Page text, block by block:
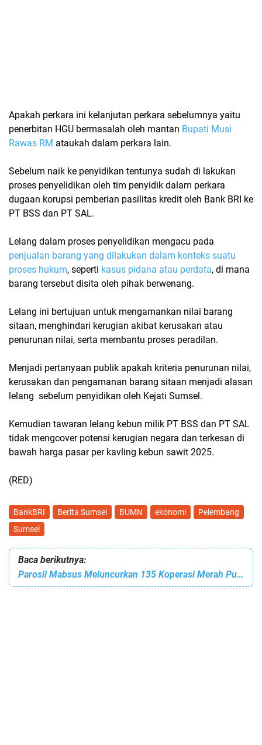
Apakah perkara ini kelanjutan perkara sebelumnya yaitu
penerbitan HGU bermasalah oleh mantan Bupati Musi
Rawas RM ataukah dalam perkara lain.
Sebelum naik ke penyidikan tentunya sudah di lakukan
proses penyelidikan oleh tim penyidik dalam perkara
dugaan korupsi pemberian pasilitas kredit oleh Bank BRI ke
PT BSS dan PT SAL.
Lelang dalam proses penyelidikan mengacu pada
penjualan barang yang dilakukan dalam konteks suatu
proses hukum, seperti kasus pidana atau perdata, di mana
barang tersebut disita oleh pihak berwenang.
Lelang ini bertujuan untuk mengamankan nilai barang
sitaan, menghindari kerugian akibat kerusakan atau
penurunan nilai, serta membantu proses peradilan.
Menjadi pertanyaan publik apakah kriteria penurunan nilai,
kerusakan dan pengamanan barang sitaan menjadi alasan
lelang sebelum penyidikan oleh Kejati Sumsel.
Kemudian tawaran lelang kebun milik PT BSS dan PT SAL
tidak mengcover potensi kerugian negara dan terkesan di
bawah harga pasar per kavling kebun sawit 2025.
(RED)
BankBRI Berita Sumsel BUMN ekonomi
Pelembang
Sumsel
Baca berikutnya:
Parosil Mabsus Meluncurkan 135 Koperasi Merah Putih di Lampung Barat, Dorong Pertumbuhan Ekonomi Desa